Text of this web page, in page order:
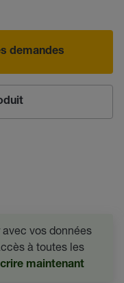
demandes
vos données
à toutes les
maintenant